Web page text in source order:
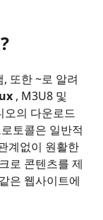
또한 ~로 알려
, M3U8 및
오의 다운로드
토콜은 일반적
계없이 원활한
로 콘텐츠를 제
은 웹사이트에